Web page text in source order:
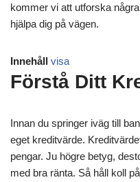
kommer vi att utforska
hjälpa dig på vägen.
Innehåll visa
Förstå Ditt
Innan du springer iväg till
eget kreditvärde.
pengar. Ju högre betyg,
med bra ränta. Så håll koll